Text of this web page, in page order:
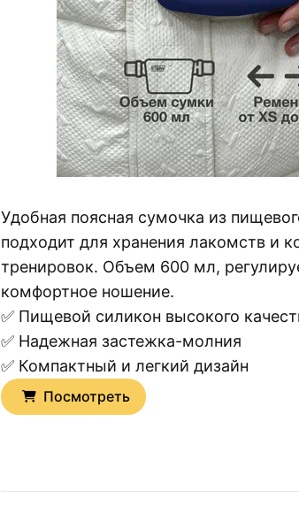
Удобная поясная сумочка из
подходит для хранения лакомств и
тренировок. Объем 600 мл,
комфортное ношение.
✅ Пищевой силикон высокого
✅ Надежная застежка-молния
✅ Компактный и легкий дизайн
Посмотреть